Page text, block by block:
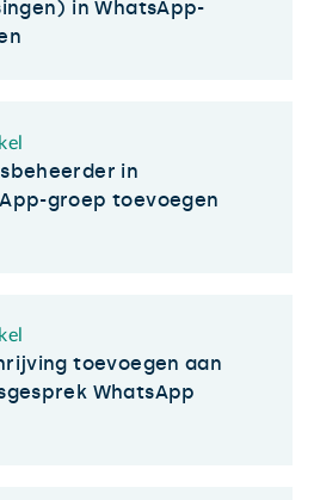
in WhatsApp-
in
groep toevoegen
toevoegen aan
WhatsApp